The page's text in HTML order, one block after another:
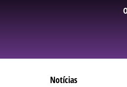
Notícias